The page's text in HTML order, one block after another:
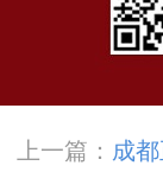
上一篇： 成